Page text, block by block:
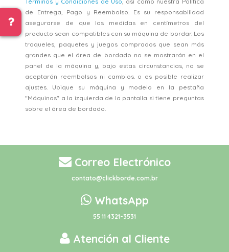
de Entrega, Pago y Reembolso. Es su responsabilidad
asegurarse de que las medidas en centímetros del
producto sean compatibles con su máquina de bordar. Los
troqueles, paquetes y juegos comprados que sean más
grandes que el área de bordado no se mostrarán en el
panel de la máquina y, bajo estas circunstancias, no se
aceptarán reembolsos ni cambios. o es posible realizar
ajustes. Ubique su máquina y modelo en la pestaña
"Máquinas" a la izquierda de la pantalla si tiene preguntas
sobre el área de bordado.
Correo Electrónico
contato@clickborde.com.br
WhatsApp
55 11 4321-3531
Atención al Cliente